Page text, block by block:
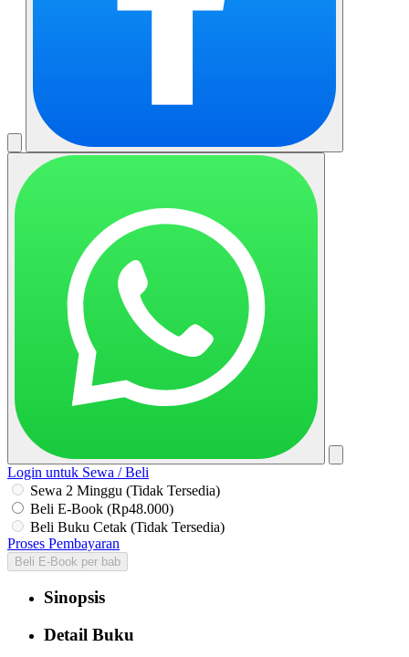
Login untuk Sewa / Beli
Sewa 2 Minggu (Tidak Tersedia)
Beli E-Book (Rp48.000)
Beli Buku Cetak (Tidak Tersedia)
Proses Pembayaran
Beli E-Book per bab
Sinopsis
Detail Buku